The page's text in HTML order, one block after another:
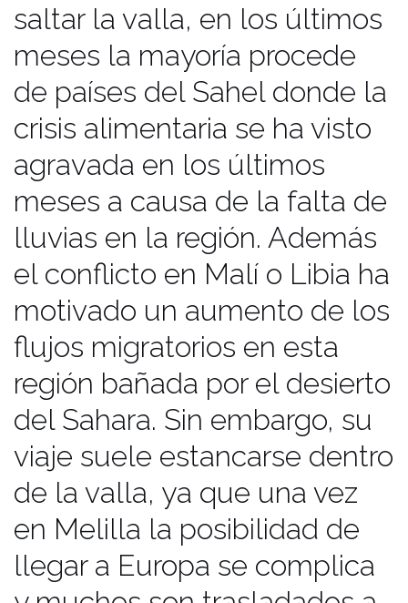
saltar la valla, en los últimos
meses la mayoría procede
de países del Sahel donde la
crisis alimentaria se ha visto
agravada en los últimos
meses a causa de la falta de
lluvias en la región. Además
el conflicto en Malí o Libia ha
motivado un aumento de los
flujos migratorios en esta
región bañada por el desierto
del Sahara. Sin embargo, su
viaje suele estancarse dentro
de la valla, ya que una vez
en Melilla la posibilidad de
llegar a Europa se complica